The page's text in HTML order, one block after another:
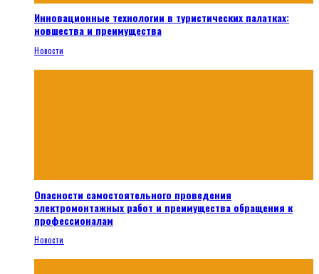
Инновационные технологии в туристических палатках:
новшества и преимущества
Новости
Опасности самостоятельного проведения
электромонтажных работ и преимущества обращения к
профессионалам
Новости